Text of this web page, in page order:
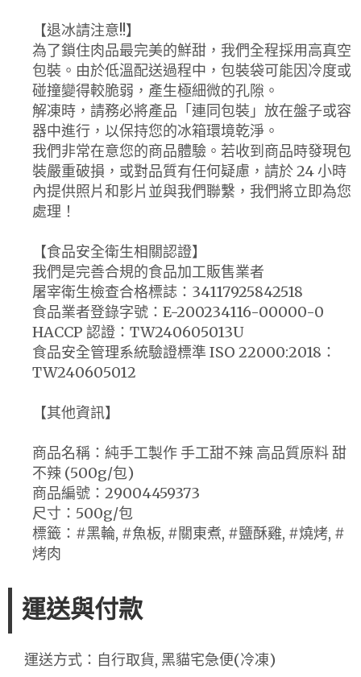
【退冰請注意!!】
為了鎖住肉品最完美的鮮甜，我們全程採用高真空
包裝。由於低溫配送過程中，包裝袋可能因冷度或
碰撞變得較脆弱，產生極細微的孔隙。
解凍時，請務必將產品「連同包裝」放在盤子或容
器中進行，以保持您的冰箱環境乾淨。
我們非常在意您的商品體驗。若收到商品時發現包
裝嚴重破損，或對品質有任何疑慮，請於 24 小時
內提供照片和影片並與我們聯繫，我們將立即為您
處理！
【食品安全衛生相關認證】
我們是完善合規的食品加工販售業者
屠宰衛生檢查合格標誌：34117925842518
食品業者登錄字號：E-200234116-00000-0
HACCP 認證：TW240605013U
食品安全管理系統驗證標準 ISO 22000:2018：
TW240605012
【其他資訊】
商品名稱：純手工製作 手工甜不辣 高品質原料 甜
不辣 (500g/包)
商品編號：29004459373
尺寸：500g/包
標籤：#黑輪, #魚板, #關東煮, #鹽酥雞, #燒烤, #
烤肉
運送與付款
運送方式：自行取貨, 黑貓宅急便(冷凍)